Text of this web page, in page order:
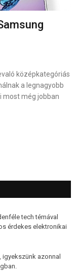
középkategóriás
a legnagyobb
most még jobban
tech témával
érdekes elektronikai
igyekszünk azonnal